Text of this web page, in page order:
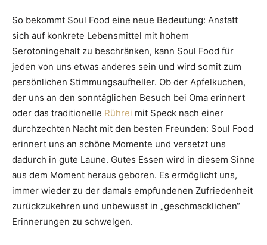
So bekommt Soul Food eine neue Bedeutung: Anstatt
sich auf konkrete Lebensmittel mit hohem
Serotoningehalt zu beschränken, kann Soul Food für
jeden von uns etwas anderes sein und wird somit zum
persönlichen Stimmungsaufheller. Ob der Apfelkuchen,
der uns an den sonntäglichen Besuch bei Oma erinnert
oder das traditionelle Rührei mit Speck nach einer
durchzechten Nacht mit den besten Freunden: Soul Food
erinnert uns an schöne Momente und versetzt uns
dadurch in gute Laune. Gutes Essen wird in diesem Sinne
aus dem Moment heraus geboren. Es ermöglicht uns,
immer wieder zu der damals empfundenen Zufriedenheit
zurückzukehren und unbewusst in „geschmacklichen“
Erinnerungen zu schwelgen.